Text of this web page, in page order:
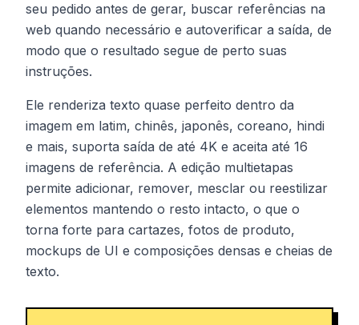
seu pedido antes de gerar, buscar referências na
web quando necessário e autoverificar a saída, de
modo que o resultado segue de perto suas
instruções.
Ele renderiza texto quase perfeito dentro da
imagem em latim, chinês, japonês, coreano, hindi
e mais, suporta saída de até 4K e aceita até 16
imagens de referência. A edição multietapas
permite adicionar, remover, mesclar ou reestilizar
elementos mantendo o resto intacto, o que o
torna forte para cartazes, fotos de produto,
mockups de UI e composições densas e cheias de
texto.